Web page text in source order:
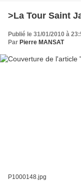
>La Tour Saint
Publié le 31/01/2010 à
Par Pierre MANSAT
P1000148.jpg